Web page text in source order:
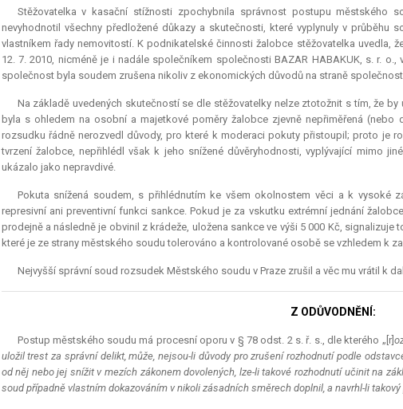
Stěžovatelka v kasační stížnosti zpochybnila správnost postupu městského
nevyhodnotil všechny předložené důkazy a skutečnosti, které vyplynuly v průběhu
vlastníkem řady nemovitostí. K podnikatelské činnosti žalobce stěžovatelka uvedla,
12. 7. 2010, nicméně je i nadále společníkem společnosti BAZAR HABAKUK, s. r.
společnost byla soudem zrušena nikoliv z ekonomických důvodů na straně
Na základě uvedených skutečností se dle stěžovatelky nelze ztotožnit s tím, že
byla s ohledem na osobní a majetkové poměry žalobce zjevně nepřiměřená
rozsudku řádně nerozvedl důvody, pro které k moderaci pokuty přistoupil; proto je
tvrzení žalobce, nepřihlédl však k jeho snížené důvěryhodnosti, vyplývající mimo
ukázalo jako nepravdivé.
Pokuta snížená soudem, s přihlédnutím ke všem okolnostem věci a k vysoké
represivní ani preventivní funkci sankce. Pokud je za vskutku extrémní jednání
prodejně a následně je obvinil z krádeže, uložena sankce ve výši 5 000 Kč,
které je ze strany městského soudu tolerováno a kontrolované osobě se vzhledem k
Nejvyšší správní soud rozsudek Městského soudu v Praze zrušil a věc mu vrátil k
Z ODŮVODNĚNÍ:
Postup městského soudu má procesní oporu v § 78 odst. 2 s. ř. s., dle kterého „[r]
uložil trest za správní delikt, může, nejsou-li důvody pro zrušení rozhodnutí podle
od něj nebo jej snížit v mezích zákonem dovolených, lze-li takové rozhodnutí učinit na
soud případně vlastním dokazováním v nikoli zásadních směrech doplnil, a navrhl-li